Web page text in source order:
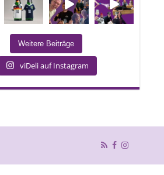
Weitere Beiträge
viDeli auf Instagram